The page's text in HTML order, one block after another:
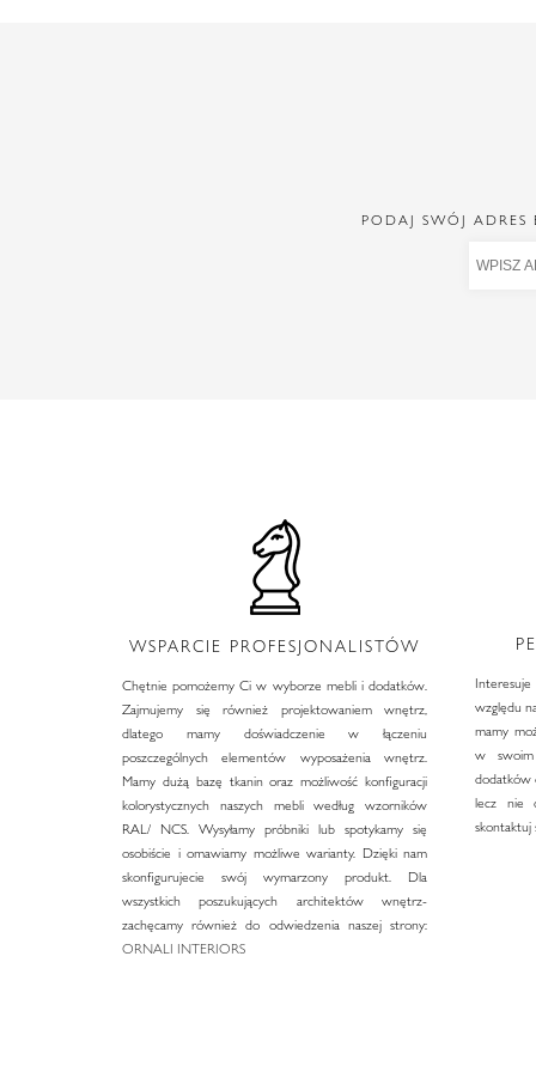
PODAJ SWÓJ
WSPARCIE PROFESJONALISTÓW
Chętnie pomożemy Ci w wyborze mebli i dodatków.
Zajmujemy się również projektowaniem wnętrz,
dlatego mamy doświadczenie w łączeniu
poszczególnych elementów wyposażenia wnętrz.
Mamy dużą bazę tkanin oraz możliwość konfiguracji
kolorystycznych naszych mebli według wzorników
RAL/ NCS. Wysyłamy próbniki lub spotykamy się
osobiście i omawiamy możliwe warianty. Dzięki nam
skonfigurujecie swój wymarzony produkt. Dla
wszystkich poszukujących architektów wnętrz-
zachęcamy również do odwiedzenia naszej strony:
ORNALI INTERIORS
względu
mamy
w
dodatków
lecz nie
skontaktuj